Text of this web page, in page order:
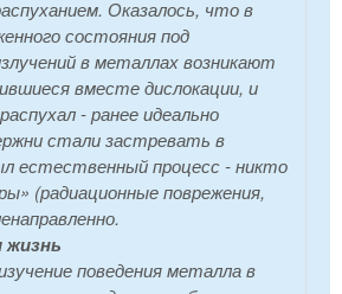
Оказалось, что в
состояния под
в металлах возникают
вместе дислокации, и
- ранее идеально
стали застревать в
естественный процесс - никто
(радиационные поврежения,
жизнь
поведения металла в